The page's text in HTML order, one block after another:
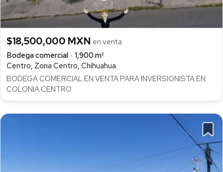
$18,500,000 MXN en venta
Bodega comercial
1,900 m²
Centro, Zona Centro, Chihuahua
BODEGA COMERCIAL EN VENTA PARA INVERSIONISTA EN
COLONIA CENTRO